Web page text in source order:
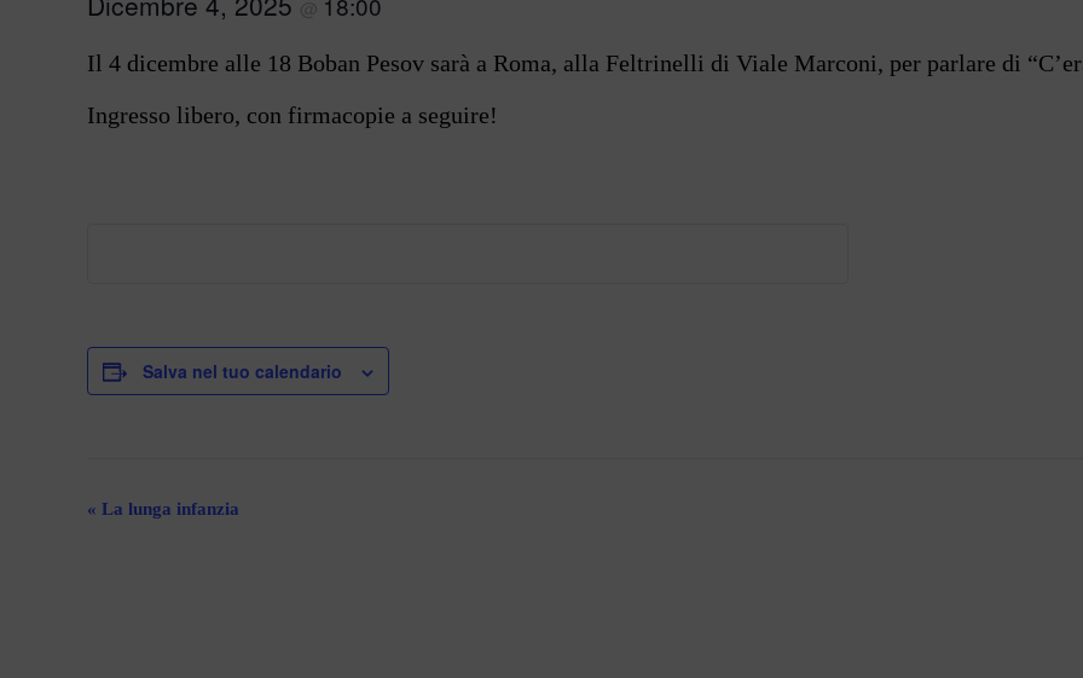
Il 4 dicembre alle 18 Boban Pesov sarà a Roma, alla Feltrinelli di Viale Marconi, per parlare di
Ingresso libero, con firmacopie a seguire!
Salva nel tuo calendario
Evento
« La lunga infanzia